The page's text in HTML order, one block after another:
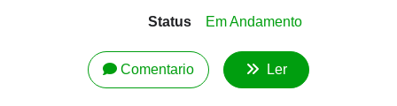
Status
Em Andamento
Comentario Ler